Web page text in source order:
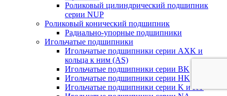
Роликовый цилиндрический подшипник
серии NUP
Роликовый конический подшипник
Радиально-упорные подшипники
Игольчатые подшипники
Игольчатые подшипники серии AXK и
кольца к ним (AS)
Игольчатые подшипники серии BK
Игольчатые подшипники серии HK
Игольчатые подшипники серии K и KT